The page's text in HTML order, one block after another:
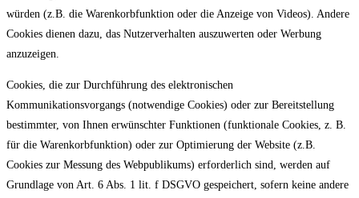
würden (z.B. die Warenkorbfunktion oder die Anzeige von Videos). Andere
Cookies dienen dazu, das Nutzerverhalten auszuwerten oder Werbung
anzuzeigen.
Cookies, die zur Durchführung des elektronischen
Kommunikationsvorgangs (notwendige Cookies) oder zur Bereitstellung
bestimmter, von Ihnen erwünschter Funktionen (funktionale Cookies, z. B.
für die Warenkorbfunktion) oder zur Optimierung der Website (z.B.
Cookies zur Messung des Webpublikums) erforderlich sind, werden auf
Grundlage von Art. 6 Abs. 1 lit. f DSGVO gespeichert, sofern keine andere